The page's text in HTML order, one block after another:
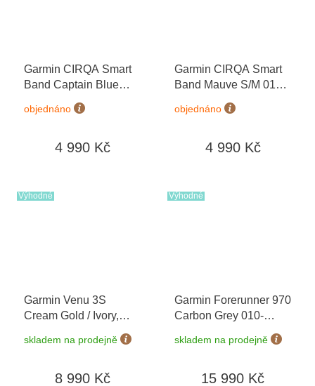
Garmin CIRQA Smart
Band Captain Blue
S/M 010-04675-13
objednáno
4 990 Kč
Garmin CIRQA Smart
Band Mauve S/M 010-
objednáno
4 990 Kč
Výhodné
Garmin Venu 3S
Cream Gold / Ivory,
02785-04
skladem na prodejně
8 990 Kč
Výhodné
Garmin Forerunner 970
Carbon Grey 010-
+ možnost
výměny do 90 dní
skladem na prodejně
15 990 Kč